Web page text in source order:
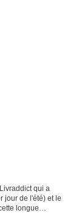
qui a
jour de l'été) et le
longue